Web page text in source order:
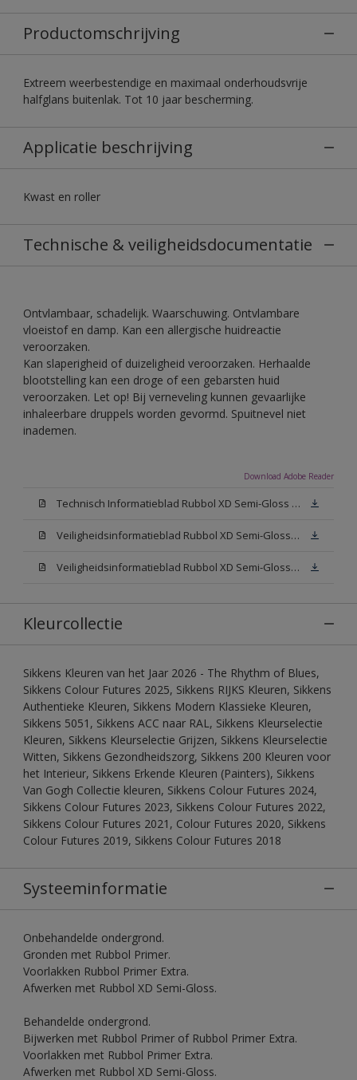
Productomschrijving
Extreem weerbestendige en maximaal onderhoudsvrije
halfglans buitenlak. Tot 10 jaar bescherming.
Applicatie beschrijving
Kwast en roller
Technische & veiligheidsdocumentatie
Ontvlambaar, schadelijk. Waarschuwing. Ontvlambare
vloeistof en damp. Kan een allergische huidreactie
veroorzaken.
Kan slaperigheid of duizeligheid veroorzaken. Herhaalde
blootstelling kan een droge of een gebarsten huid
veroorzaken. Let op! Bij verneveling kunnen gevaarlijke
inhaleerbare druppels worden gevormd. Spuitnevel niet
inademen.
Download Adobe Reader
Technisch Informatieblad Rubbol XD Semi-Gloss (PDF)
Veiligheidsinformatieblad Rubbol XD Semi-Gloss White W05 (MSDS)
Veiligheidsinformatieblad Rubbol XD Semi-Gloss N00 (MSDS)
Kleurcollectie
Sikkens Kleuren van het Jaar 2026 - The Rhythm of Blues,
Sikkens Colour Futures 2025, Sikkens RIJKS Kleuren, Sikkens
Authentieke Kleuren, Sikkens Modern Klassieke Kleuren,
Sikkens 5051, Sikkens ACC naar RAL, Sikkens Kleurselectie
Kleuren, Sikkens Kleurselectie Grijzen, Sikkens Kleurselectie
Witten, Sikkens Gezondheidszorg, Sikkens 200 Kleuren voor
het Interieur, Sikkens Erkende Kleuren (Painters), Sikkens
Van Gogh Collectie kleuren, Sikkens Colour Futures 2024,
Sikkens Colour Futures 2023, Sikkens Colour Futures 2022,
Sikkens Colour Futures 2021, Colour Futures 2020, Sikkens
Colour Futures 2019, Sikkens Colour Futures 2018
Systeeminformatie
Onbehandelde ondergrond.
Gronden met Rubbol Primer.
Voorlakken Rubbol Primer Extra.
Afwerken met Rubbol XD Semi-Gloss.
Behandelde ondergrond.
Bijwerken met Rubbol Primer of Rubbol Primer Extra.
Voorlakken met Rubbol Primer Extra.
Afwerken met Rubbol XD Semi-Gloss.